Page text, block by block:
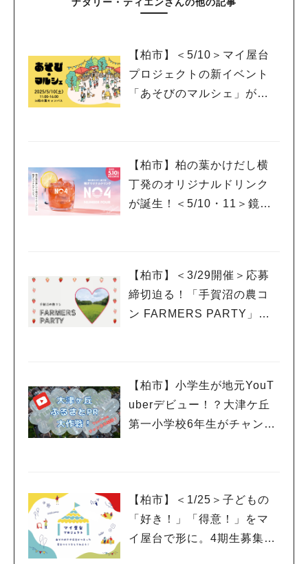
ナタリー・ティエンさんの他の記事
【柏市】＜5/10＞マイ屋台
プロジェクトの新イベント
「あそびのマルシェ」が登
【柏市】柏の葉かけだし横
丁発のオリジナルドリンク
が誕生！＜5/10・11＞鏡開
【柏市】＜3/29開催＞応募
締切迫る！「手賀沼の農コ
ン FARMERS PARTY」に
【柏市】小学生が地元YouT
uberデビュー！？大津ケ丘
第一小学校6年生がチャンネ
【柏市】＜1/25＞子どもの
「好き！」「得意！」をマ
イ屋台で形に。4期生募集の